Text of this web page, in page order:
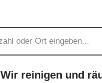
Wir reinigen und